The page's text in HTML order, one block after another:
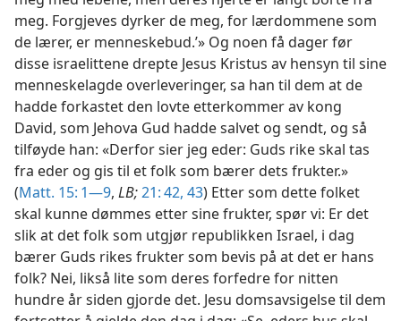
meg. Forgjeves dyrker de meg, for lærdommene som
de lærer, er menneskebud.’» Og noen få dager før
disse israelittene drepte Jesus Kristus av hensyn til sine
menneskelagde overleveringer, sa han til dem at de
hadde forkastet den lovte etterkommer av kong
David, som Jehova Gud hadde salvet og sendt, og så
tilføyde han: «Derfor sier jeg eder: Guds rike skal tas
fra eder og gis til et folk som bærer dets frukter.»
(Matt. 15: 1—9, LB;21: 42, 43) Etter som dette folket
skal kunne dømmes etter sine frukter, spør vi: Er det
slik at det folk som utgjør republikken Israel, i dag
bærer Guds rikes frukter som bevis på at det er hans
folk? Nei, likså lite som deres forfedre for nitten
hundre år siden gjorde det. Jesu domsavsigelse til dem